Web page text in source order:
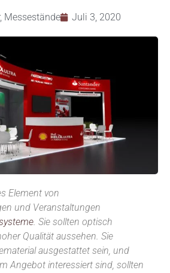
, Messestände Juli 3, 2020
Element von
und Veranstaltungen
. Sie sollten optisch
Qualität aussehen. Sie
ausgestattet sein, und
Angebot interessiert sind, sollten